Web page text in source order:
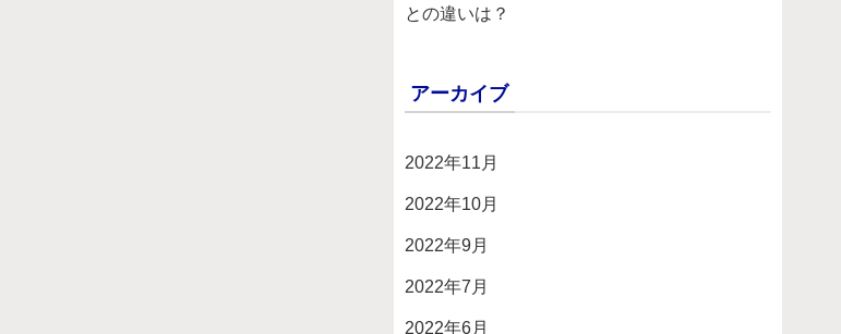
との違いは？
アーカイブ
2022年11月
2022年10月
2022年9月
2022年7月
2022年6月